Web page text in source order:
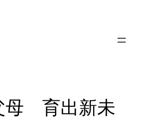
母 育出新未